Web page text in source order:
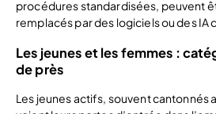
procédures standardisées, peuvent
remplacés par des logiciels ou des IA
Les jeunes et les femmes :
de près
Les jeunes actifs, souvent cantonnés